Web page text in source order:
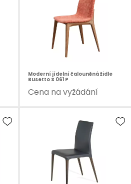
Moderní jídelní čalouněná židle
Busetto S 061 P
Cena na vyžádání